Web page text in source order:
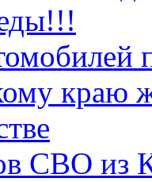
краю
СВО из